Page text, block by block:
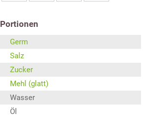
Portionen
Germ
Salz
Zucker
Mehl (glatt)
Wasser
Öl